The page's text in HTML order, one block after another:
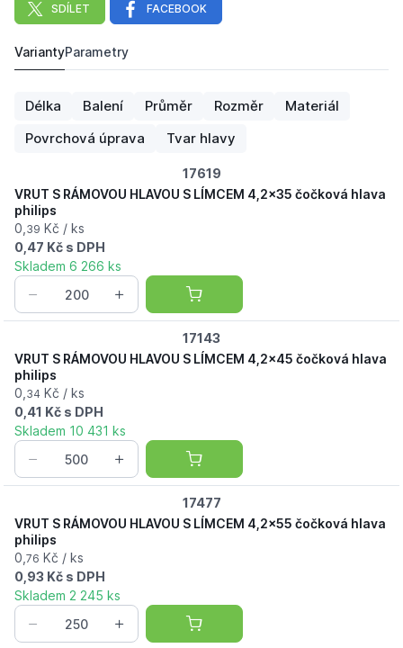
SDÍLET FACEBOOK
VRUT S RÁMOVOU HLAVOU S LÍMCEM 4,2x45
59 Kč
VariantyParametry
Délka Balení Průměr Rozměr
Materiál
Povrchová úprava
Tvar hlavy
17619
VRUT S RÁMOVOU HLAVOU S LÍMCEM 4,2x35 čočková hlava
philips
0, 39 Kč / ks
0,47 Kč s DPH
Skladem 6 266 ks
17143
VRUT S RÁMOVOU HLAVOU S LÍMCEM 4,2x45 čočková hlava
philips
0, 34 Kč / ks
0,41 Kč s DPH
Skladem 10 431 ks
17477
VRUT S RÁMOVOU HLAVOU S LÍMCEM 4,2x55 čočková hlava
philips
0, 76 Kč / ks
0,93 Kč s DPH
Skladem 2 245 ks